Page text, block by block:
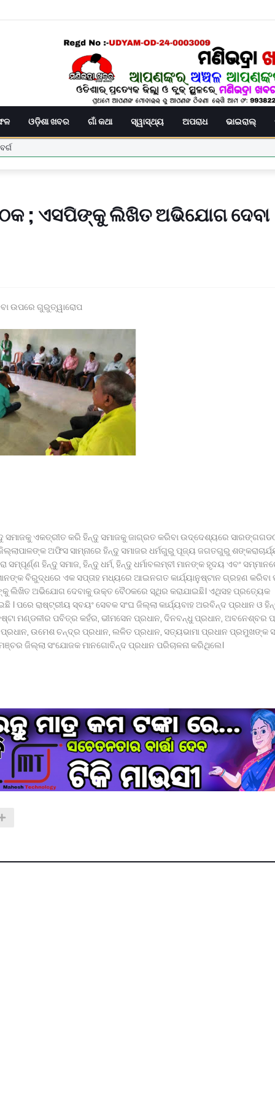
ଓଡ଼ିଶା ଖବର ଗାଁ କଥା ସ୍ୱାସ୍ଥ୍ୟ ଅପରାଧ ଭାଇରାଲ୍
ମାଡ, ବିଭାଗୀୟ ତଦନ୍ତ ଆରମ୍ଭ l
ହୋଇଥିବା ଦୁର୍ବ୍ୟବହାର ପ୍ରତିବାଦରେ ଗଣ ଧାରଣା।
ପୋଲିସ ଦ୍ୱାରା ଗାଡ଼ି ଓ ଡ୍ରାଇଭର ଅଟକ ।
ପାଇଁ ଉଚ୍ଚ ନ୍ୟାୟାଳୟଙ୍କ ଦ୍ବାରସ୍ଥ
ପ୍ରଦାନ କଲେ ରାଜ୍ୟପାଳ*
ସମ୍ବର୍ଦ୍ଧନା
ପ୍ୟାକେଜ୍ ଘୋଷଣା
ଜଣ ପରିବାର
ତଦନ୍ତ ଦାବି କଲା ମାନବ ଅଧିକାର ସୁରକ୍ଷା ମଞ୍ଚ
; ଏସପିଙ୍କୁ ଲିଖିତ ଅଭିଯୋଗ ଦେବା
ଉପରେ ଗୁରୁତ୍ୱାରୋପ
ଏକତ୍ରୀତ କରି ହିନ୍ଦୁ ସମାଜକୁ ଜାଗ୍ରତ କରିବା ଉଦ୍ଦେଶ୍ୟରେ
ଅଫିସ ସାମ୍ନାରେ ହିନ୍ଦୁ ସମାଜର ଧର୍ମଗୁରୁ ପୂଜ୍ୟ ଜଗତଗୁରୁ
ସମ୍ପୂର୍ଣ୍ଣ ହିନ୍ଦୁ ସମାଜ, ହିନ୍ଦୁ ଧର୍ମ, ହିନ୍ଦୁ ଧର୍ମାବଲମ୍ବୀ ମାନଙ୍କ ହୃଦୟ ଏବଂ
ବିରୁଦ୍ଧରେ ଏକ ସପ୍ତାହ ମଧ୍ୟରେ ଆଇନଗତ କାର୍ଯ୍ୟାନୁଷ୍ଟାନ ଗ୍ରହଣ କରିବା
ଲିଖିତ ଅଭିଯୋଗ ଦେବାକୁ ଉକ୍ତ ବୈଠକରେ ସ୍ଥିର କରାଯାଇଛି। ଏଥିସହ ପ୍ରତ୍ୟେକ
। ପରେ ରାଷ୍ଟ୍ରୀୟ ସ୍ବୟଂ ସେବକ ସଂଘ ଜିଲ୍ଲା କାର୍ଯ୍ୟବାହ ଅରବିନ୍ଦ ପ୍ରଧାନ ଓ
ମଣ୍ଡଳୀର ପବିତ୍ର କହଁର, ଭୀମସେନ ପ୍ରଧାନ, ଦିନବନ୍ଧୁ ପ୍ରଧାନ, ଅବନେଶ୍ବର
ପ୍ରଧାନ, ଉମେଶ ଚନ୍ଦ୍ର ପ୍ରଧାନ, ଲଳିତ ପ୍ରଧାନ, ସତ୍ୟଭାମା ପ୍ରଧାନ ପ୍ରମୁଖଙ୍କ
ଜିଲ୍ଲା ସଂଯୋଜକ ମାନଗୋବିନ୍ଦ ପ୍ରଧାନ ପରିଚାଳନା କରିଥିଲେ।